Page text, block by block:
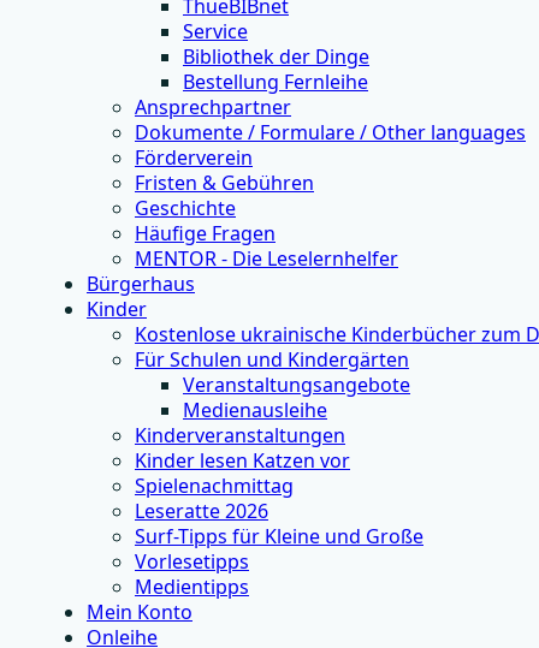
ThueBIBnet
Service
Bibliothek der Dinge
Bestellung Fernleihe
Ansprechpartner
Dokumente / Formulare / Other languages
Förderverein
Fristen & Gebühren
Geschichte
Häufige Fragen
MENTOR - Die Leselernhelfer
Bürgerhaus
Kinder
Kostenlose ukrainische Kinderbücher zum
Für Schulen und Kindergärten
Veranstaltungsangebote
Medienausleihe
Kinderveranstaltungen
Kinder lesen Katzen vor
Spielenachmittag
Leseratte 2026
Surf-Tipps für Kleine und Große
Vorlesetipps
Medientipps
Mein Konto
Onleihe